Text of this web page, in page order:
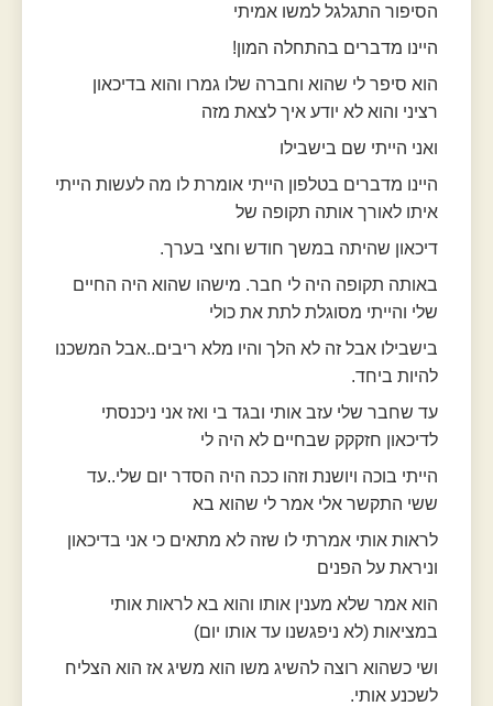
הסיפור התגלגל למשו אמיתי
היינו מדברים בהתחלה המון!
הוא סיפר לי שהוא וחברה שלו גמרו והוא בדיכאון
רציני והוא לא יודע איך לצאת מזה
ואני הייתי שם בישבילו
היינו מדברים בטלפון הייתי אומרת לו מה לעשות הייתי
איתו לאורך אותה תקופה של
דיכאון שהיתה במשך חודש וחצי בערך.
באותה תקופה היה לי חבר. מישהו שהוא היה החיים
שלי והייתי מסוגלת לתת את כולי
בישבילו אבל זה לא הלך והיו מלא ריבים..אבל המשכנו
להיות ביחד.
עד שחבר שלי עזב אותי ובגד בי ואז אני ניכנסתי
לדיכאון חזקקק שבחיים לא היה לי
הייתי בוכה ויושנת וזהו ככה היה הסדר יום שלי..עד
ששי התקשר אלי אמר לי שהוא בא
לראות אותי אמרתי לו שזה לא מתאים כי אני בדיכאון
וניראת על הפנים
הוא אמר שלא מענין אותו והוא בא לראות אותי
במציאות (לא ניפגשנו עד אותו יום)
ושי כשהוא רוצה להשיג משו הוא משיג אז הוא הצליח
לשכנע אותי.